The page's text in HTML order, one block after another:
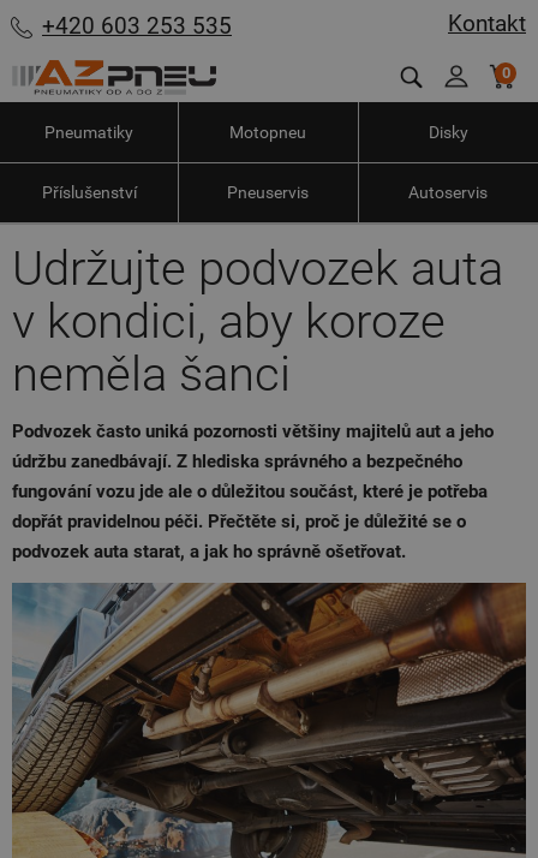
Kontakt
+420 603 253 535
0
Pneumatiky Motopneu Disky
Příslušenství Pneuservis Autoservis
Udržujte podvozek auta
v kondici, aby koroze
neměla šanci
Podvozek často uniká pozornosti většiny majitelů aut a jeho
údržbu zanedbávají. Z hlediska správného a bezpečného
fungování vozu jde ale o důležitou součást, které je potřeba
dopřát pravidelnou péči. Přečtěte si, proč je důležité se o
podvozek auta starat, a jak ho správně ošetřovat.